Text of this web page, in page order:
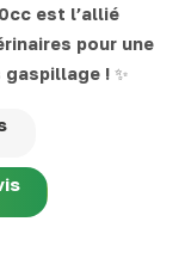
est l’allié
pour une
gaspillage ! ✨